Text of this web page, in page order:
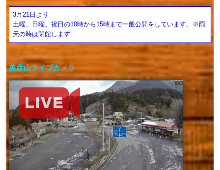
3月21日より
土曜、日曜、祝日の10時から15時まで一般公開をしています。※雨
天の時は閉館します
英彦山ライブカメラ